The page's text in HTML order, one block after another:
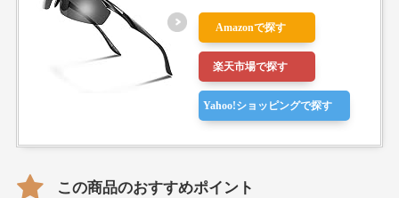
Amazonで探す
楽天市場で探す
Yahoo!ショッピングで探す
この商品のおすすめポイント